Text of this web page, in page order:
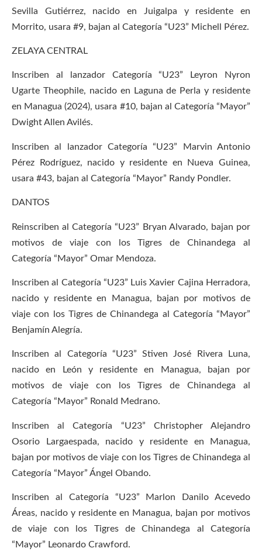
Sevilla Gutiérrez, nacido en Juigalpa y residente en
Morrito, usara #9, bajan al Categoría “U23” Michell Pérez.
ZELAYA CENTRAL
Inscriben al lanzador Categoría “U23” Leyron Nyron
Ugarte Theophile, nacido en Laguna de Perla y residente
en Managua (2024), usara #10, bajan al Categoría “Mayor”
Dwight Allen Avilés.
Inscriben al lanzador Categoría “U23” Marvin Antonio
Pérez Rodríguez, nacido y residente en Nueva Guinea,
usara #43, bajan al Categoría “Mayor” Randy Pondler.
DANTOS
Reinscriben al Categoría “U23” Bryan Alvarado, bajan por
motivos de viaje con los Tigres de Chinandega al
Categoría “Mayor” Omar Mendoza.
Inscriben al Categoría “U23” Luis Xavier Cajina Herradora,
nacido y residente en Managua, bajan por motivos de
viaje con los Tigres de Chinandega al Categoría “Mayor”
Benjamín Alegría.
Inscriben al Categoría “U23” Stiven José Rivera Luna,
nacido en León y residente en Managua, bajan por
motivos de viaje con los Tigres de Chinandega al
Categoría “Mayor” Ronald Medrano.
Inscriben al Categoría “U23” Christopher Alejandro
Osorio Largaespada, nacido y residente en Managua,
bajan por motivos de viaje con los Tigres de Chinandega al
Categoría “Mayor” Ángel Obando.
Inscriben al Categoría “U23” Marlon Danilo Acevedo
Áreas, nacido y residente en Managua, bajan por motivos
de viaje con los Tigres de Chinandega al Categoría
“Mayor” Leonardo Crawford.